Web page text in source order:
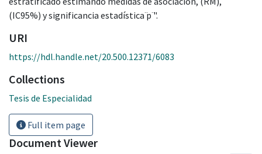
(IC95%) y significancia estadística ̈p ̈".
URI
https://hdl.handle.net/20.500.12371/6083
Collections
Tesis de Especialidad
Full item page
Document Viewer